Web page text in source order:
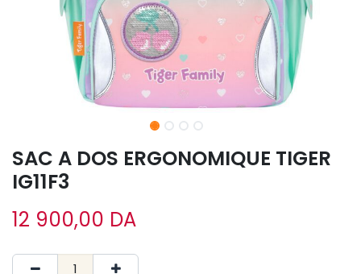
SAC A DOS ERGONOMIQUE TIGER
IG11F3
12 900,00 DA